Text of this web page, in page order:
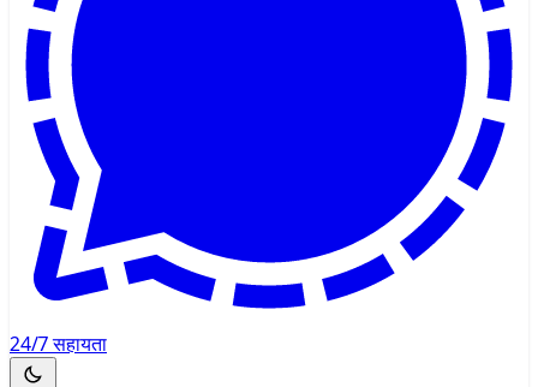
24/7 सहायता